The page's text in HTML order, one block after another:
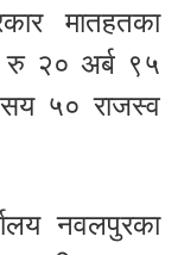
मातहतका
रु २० अर्ब ९५
५० राजस्व
नवलपुरका